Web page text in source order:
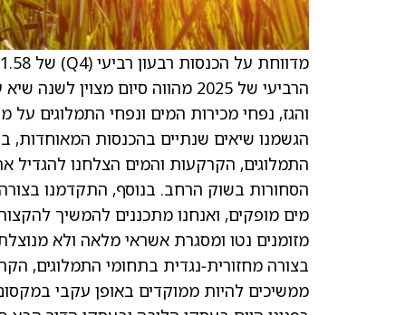
הרביעי של 2025 מהווה סיום מצוין לשנה שיא עבור
והגז, נפחי מכירות המים ונפחי התמלוגים על
הגשמנו שיאים שנתיים בהכנסות המאוחדות,
התמלוגים, הקרקעות והמים הצלחנו להגדיל
הסחורות בשוק הרחב. בנוסף, התקדמנו
בצורה מחזורית‑נגדית בתחומי התמלוגים,
ממשיכים להיות ממוקדים באופן עקבי